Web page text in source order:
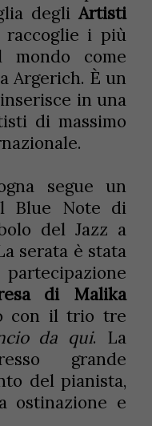
degli Artisti
raccoglie i più
mondo come
Argerich. È un
in una
di massimo
segue un
Blue Note di
del Jazz a
serata è stata
di Malika
con il trio tre
da qui. La
grande
del pianista,
ostinazione e